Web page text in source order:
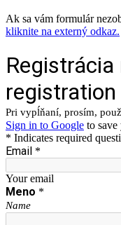
Ak sa vám formulár
kliknite na externý odkaz.